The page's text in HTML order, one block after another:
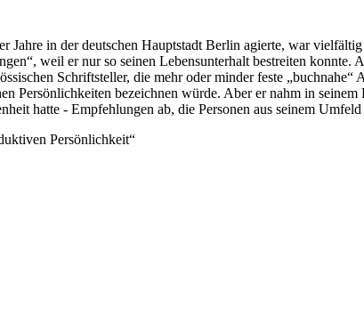
in der deutschen Hauptstadt Berlin agierte, war
weil er nur so seinen Lebensunterhalt bestreiten
Schriftsteller, die mehr oder minder feste
Persönlichkeiten bezeichnen würde. Aber er nahm in
hatte - Empfehlungen ab, die Personen aus seinem